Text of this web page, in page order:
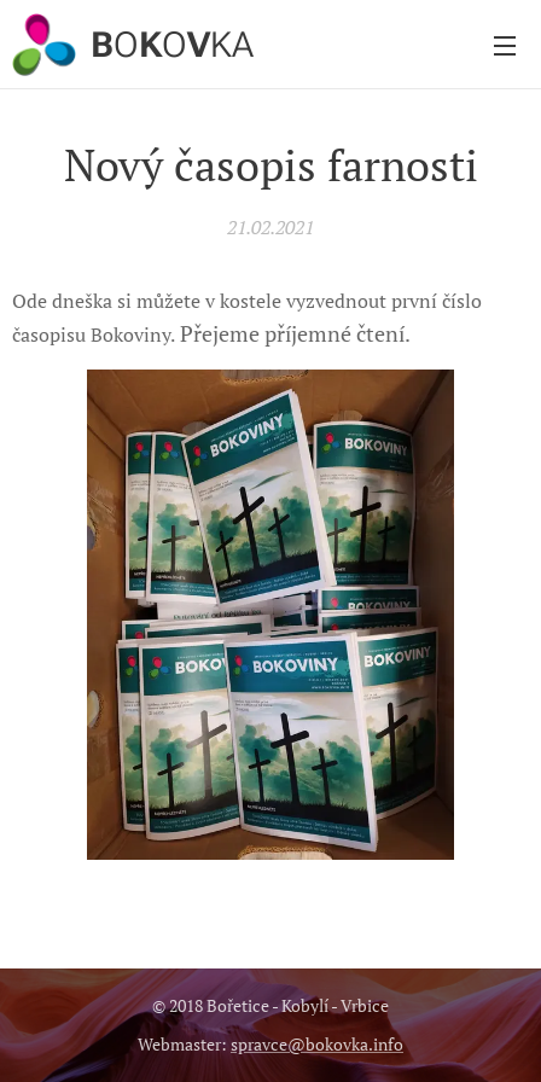
BOKOVKA
Nový časopis farnosti
21.02.2021
Ode dneška si můžete v kostele vyzvednout první číslo
časopisu Bokoviny.Přejeme příjemné čtení.
© 2018 Bořetice - Kobylí - Vrbice
Webmaster: spravce@bokovka.info